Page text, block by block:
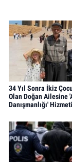
34 Yıl Sonra İkiz
Olan Doğan Ailesine
Danışmanlığı' Hizmeti